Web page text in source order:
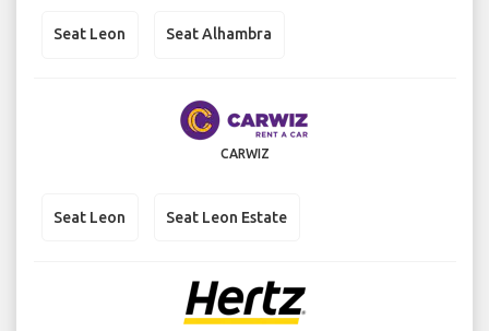
Seat Leon Seat Alhambra
CARWIZ
Seat Leon Seat Leon Estate